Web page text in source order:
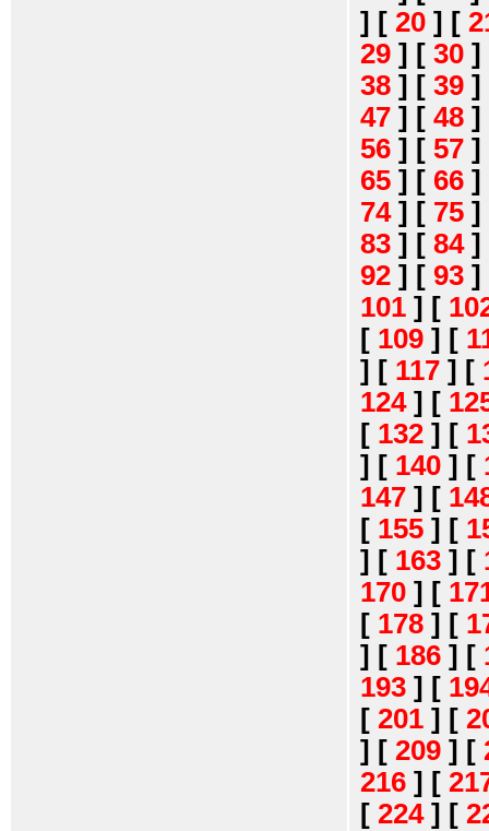
] [ 20 ] [
29 ] [ 30 ]
38 ] [ 39 ]
47 ] [ 48 ]
56 ] [ 57 ]
65 ] [ 66 ]
74] [ 75 ]
83 ] [ 84]
92 ] [ 93 ]
101 ] [
[ 109 ] [
] [ 117 ] [
124] [
[ 132 ] [
] [ 140 ] [
147 ] [
[ 155 ] [
] [ 163 ] [
170 ] [
[ 178 ] [
] [ 186 ] [
193 ] [
[ 201 ] [
] [ 209 ] [
216 ] [
[ 224] [